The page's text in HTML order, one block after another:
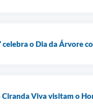
celebra o Dia da Árvore
Ciranda Viva visitam o